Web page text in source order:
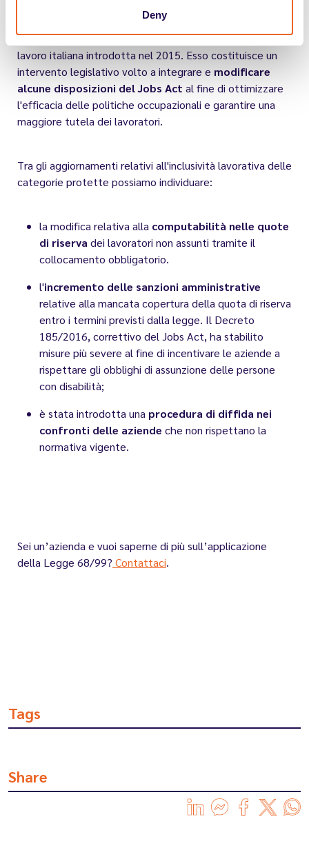
Deny
Decreto 185/2016 rappresenta una normativa
correttiva del Jobs Act, la riforma del mercato del
lavoro italiana introdotta nel 2015. Esso costituisce un
intervento legislativo volto a integrare e modificare
alcune disposizioni del Jobs Act al fine di ottimizzare
l'efficacia delle politiche occupazionali e garantire una
maggiore tutela dei lavoratori.
Tra gli aggiornamenti relativi all'inclusività lavorativa delle
categorie protette possiamo individuare:
la modifica relativa alla computabilità nelle quote
di riserva dei lavoratori non assunti tramite il
collocamento obbligatorio.
l'incremento delle sanzioni amministrative
relative alla mancata copertura della quota di riserva
entro i termini previsti dalla legge. Il Decreto
185/2016, correttivo del Jobs Act, ha stabilito
misure più severe al fine di incentivare le aziende a
rispettare gli obblighi di assunzione delle persone
con disabilità;
è stata introdotta una procedura di diffida nei
confronti delle aziende che non rispettano la
normativa vigente.
Sei un’azienda e vuoi saperne di più sull’applicazione
della Legge 68/99? Contattaci.
Tags
Share